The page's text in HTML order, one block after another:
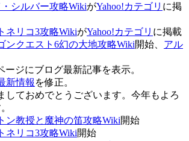
シルバー攻略WikiがYahoo!カテゴリ に掲
ネリコ3攻略WikiがYahoo!カテゴリ に掲載
ンクエスト6幻の大地攻略Wiki開始、 アル
ジにブログ最新記事を表示。
新情報 を修正。
しておめでとうございます。今年もよろ
ン教授と魔神の笛攻略Wiki開始
ネリコ3攻略Wiki開始